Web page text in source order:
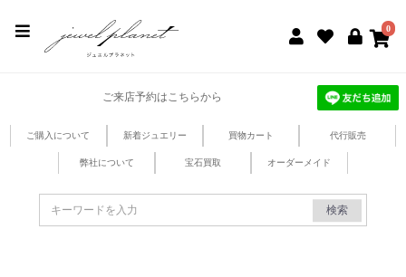
0
ご来店予約はこちらから
ご購入について 新着ジュエリー 買物カート 代行販売
弊社について 宝石買取 オーダーメイド
検索